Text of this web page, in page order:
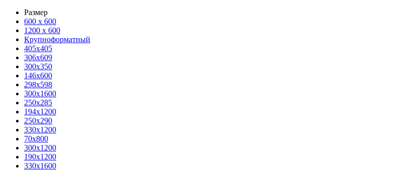
Размер
600 х 600
1200 х 600
Крупноформатный
405x405
306x609
300x350
146x600
298x598
300x1600
250x285
194x1200
250x290
330x1200
70x800
300x1200
190x1200
330x1600